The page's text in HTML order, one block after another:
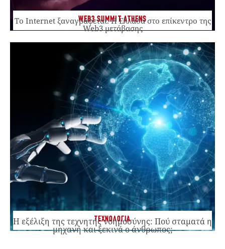
WEB3 SUMMIT ATHENS
Το Internet ξαναγράφεται. Η Ελλάδα στο επίκεντρο της
Web3 μετάβασης
ΤΕΧΝΟΛΟΓΙΑ
Η εξέλιξη της τεχνητής νοημοσύνης: Πού σταματά η
μηχανή και ξεκινά ο άνθρωπος;